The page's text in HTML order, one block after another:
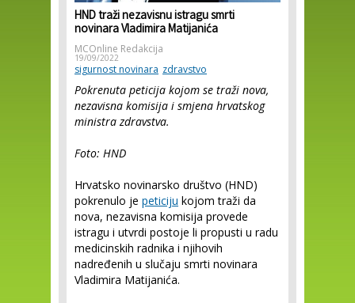
HND traži nezavisnu istragu smrti
novinara Vladimira Matijanića
MCOnline Redakcija
19/09/2022
sigurnost novinara zdravstvo
Pokrenuta peticija kojom se traži nova,
nezavisna komisija i smjena hrvatskog
ministra zdravstva.
Foto: HND
Hrvatsko novinarsko društvo (HND)
pokrenulo je peticiju kojom traži da
nova, nezavisna komisija provede
istragu i utvrdi postoje li propusti u radu
medicinskih radnika i njihovih
nadređenih u slučaju smrti novinara
Vladimira Matijanića.